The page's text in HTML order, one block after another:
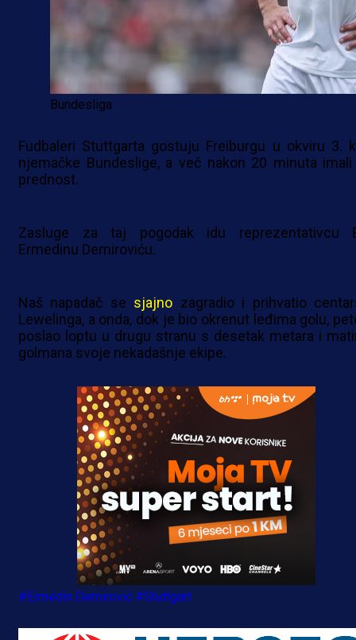
Bundesliga
Fudbaleri Stuttgarta gostuju Freiburgu u okviru 3.
njemačke Bundeslige, a već nakon 20 minuta
prednost.
Zasluge za taj pogodak idu reprezentativcu
Ermedinu Demiroviću.
Naš napadač se sjajno zagradio i prihvatio
Lewelinga, a onda, dok je bio okrenut leđima golu,
poslao loptu u drugu stranu s desetak metara i
golmana svoje nekadašnje ekipe.
#Ermedin Demirović #Stuttgart